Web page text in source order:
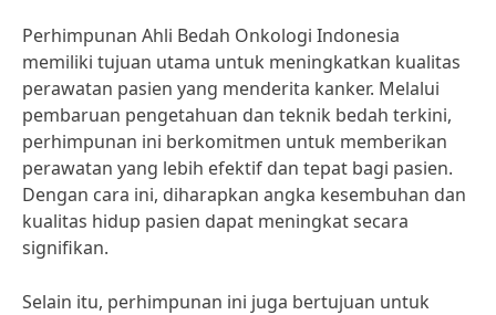
Perhimpunan Ahli Bedah Onkologi Indonesia
memiliki tujuan utama untuk meningkatkan kualitas
perawatan pasien yang menderita kanker. Melalui
pembaruan pengetahuan dan teknik bedah terkini,
perhimpunan ini berkomitmen untuk memberikan
perawatan yang lebih efektif dan tepat bagi pasien.
Dengan cara ini, diharapkan angka kesembuhan dan
kualitas hidup pasien dapat meningkat secara
signifikan.
Selain itu, perhimpunan ini juga bertujuan untuk